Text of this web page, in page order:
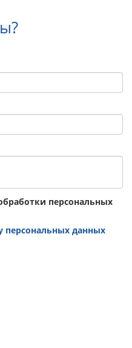
персональных
персональных данных